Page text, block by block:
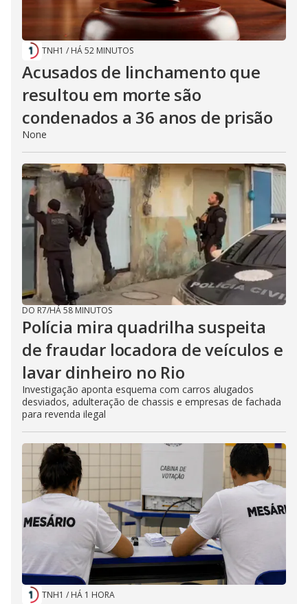
TNH1 / HÁ 52 MINUTOS
Acusados de linchamento que
resultou em morte são
condenados a 36 anos de prisão
None
DO R7/HÁ 58 MINUTOS
Polícia mira quadrilha suspeita
de fraudar locadora de veículos e
lavar dinheiro no Rio
Investigação aponta esquema com carros alugados
desviados, adulteração de chassis e empresas de fachada
para revenda ilegal
TNH1 / HÁ 1 HORA